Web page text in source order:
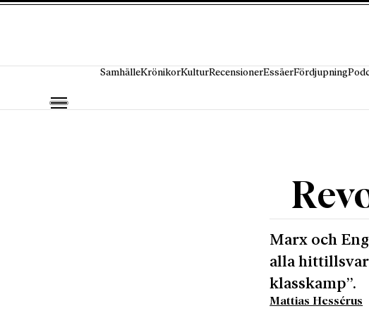
SamhälleKrönikorKulturRecensionerEssäerFördjupning
Marx och
alla
klasskamp”.
Mattias Hessérus